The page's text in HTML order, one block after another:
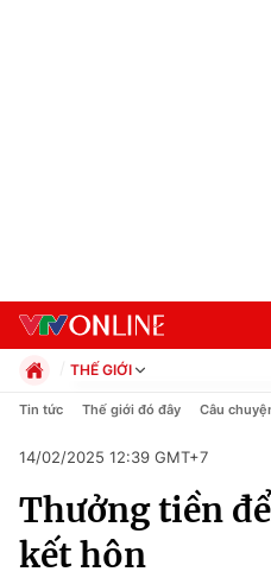
Chuyên mục
Chính trị
THẾ GIỚI
Chính trị
Pháp luật
Kinh tế
Thể thao
Truyền hình
Tin tức Thế giới đó đây Câu
14/02/2025 12:39 GMT+7
Thưởng tiền
kết hôn